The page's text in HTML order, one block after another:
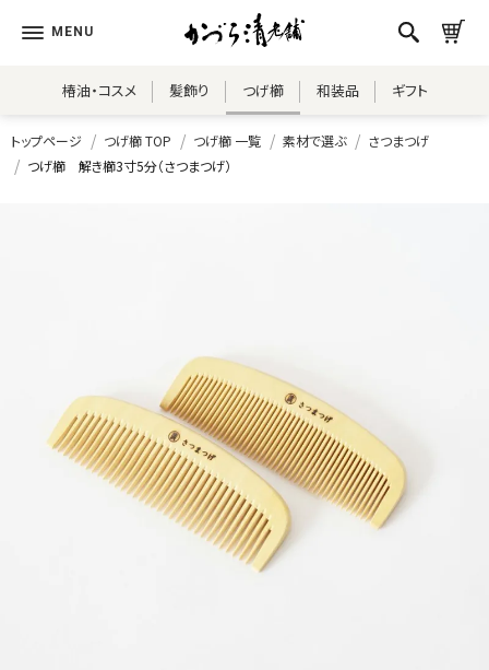
椿油・コスメ 髪飾り つげ櫛 和装品 ギフト
トップページ つげ櫛 TOP つげ櫛 一覧 素材で選ぶ
さつまつげ
つげ櫛 解き櫛3寸5分（さつまつげ）